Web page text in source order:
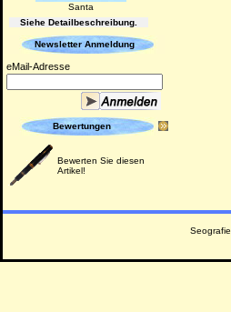
Santa
Siehe Detailbeschreibung.
Newsletter Anmeldung
eMail-Adresse
Bewertungen
Bewerten Sie diesen
Artikel!
Seografie